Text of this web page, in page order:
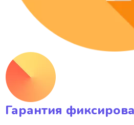
Гарантия